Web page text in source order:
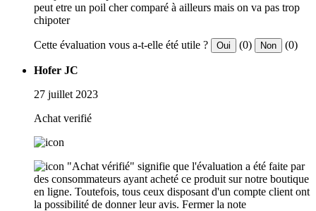
peut etre un poil cher comparé à ailleurs mais on va pas trop
chipoter
Cette évaluation vous a-t-elle été utile ? Oui (0) Non (0)
Hofer JC
27 juillet 2023
Achat verifié
"Achat vérifié" signifie que l'évaluation a été faite par
des consommateurs ayant acheté ce produit sur notre boutique
en ligne. Toutefois, tous ceux disposant d'un compte client ont
la possibilité de donner leur avis. Fermer la note